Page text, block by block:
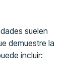
suelen
demuestre la
incluir: